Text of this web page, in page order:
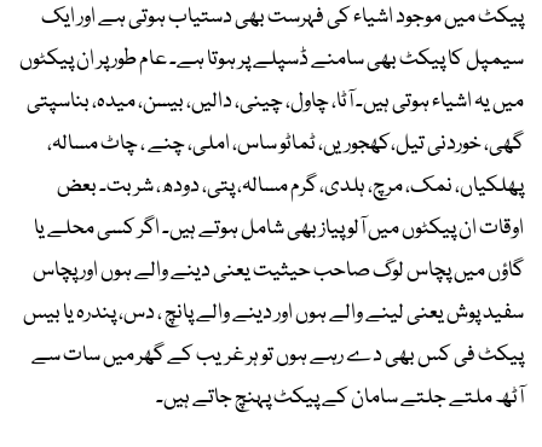
پیکٹ میں موجود اشیاء کی فہرست بھی دستیاب ہوتی ہے اور ایک
سیمپل کا پیکٹ بھی سامنے ڈسپلے پر ہوتا ہے۔ عام طور پر ان پیکٹوں
میں یہ اشیاء ہوتی ہیں۔ آٹا، چاول، چینی، دالیں، بیسن، میدہ، بناسپتی
گھی، خوردنی تیل،کھجوریں، ٹماٹو ساس، املی، چنے ، چاٹ مسالہ،
پھلکیاں، نمک، مرچ، ہلدی، گرم مسالہ، پتی، دودھ، شربت۔ بعض
اوقات ان پیکٹوں میں آلو پیاز بھی شامل ہوتے ہیں۔ اگر کسی محلے یا
گاؤں میں پچاس لوگ صاحب حیثیت یعنی دینے والے ہوں اور پچاس
سفید پوش یعنی لینے والے ہوں اور دینے والے پانچ ، دس، پندرہ یا بیس
پیکٹ فی کس بھی دے رہے ہوں تو ہر غریب کے گھر میں سات سے
آٹھ ملتے جلتے سامان کے پیکٹ پہنچ جاتے ہیں۔